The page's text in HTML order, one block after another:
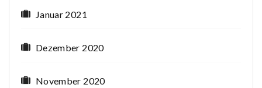
Januar 2021
Dezember 2020
November 2020